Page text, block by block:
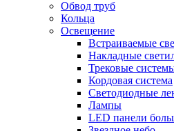
Обвод труб
Кольца
Освещение
Встраиваемые
Накладные
Трековые
Кордовая система
Светодиодные
Лампы
LED панели